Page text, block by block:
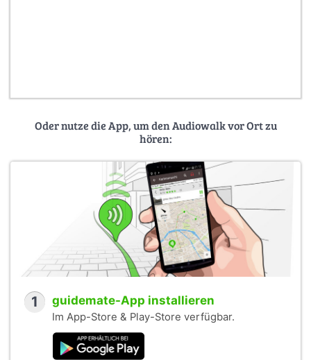
Oder nutze die App, um den Audiowalk vor Ort zu
hören:
1 guidemate-App installieren
Im App-Store & Play-Store verfügbar.